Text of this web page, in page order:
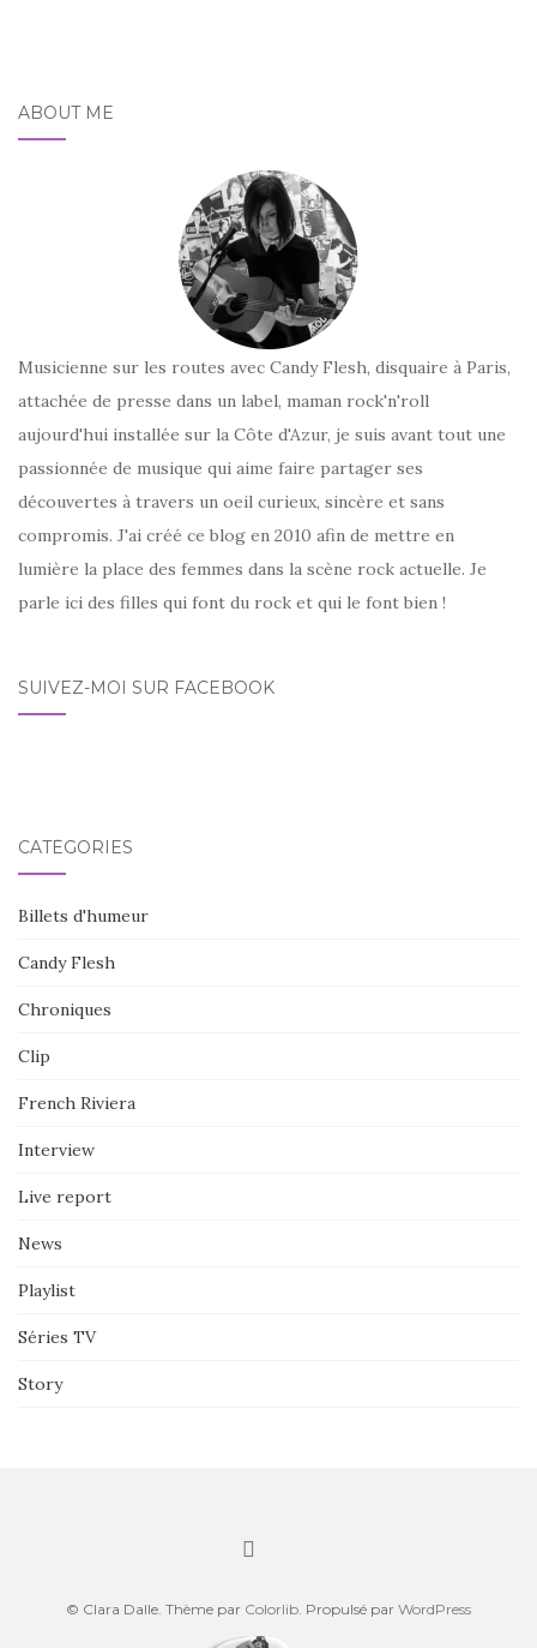
ABOUT ME
Musicienne sur les routes avec Candy Flesh, disquaire à Paris,
attachée de presse dans un label, maman rock'n'roll
aujourd'hui installée sur la Côte d'Azur, je suis avant tout une
passionnée de musique qui aime faire partager ses
découvertes à travers un oeil curieux, sincère et sans
compromis. J'ai créé ce blog en 2010 afin de mettre en
lumière la place des femmes dans la scène rock actuelle. Je
parle ici des filles qui font du rock et qui le font bien !
SUIVEZ-MOI SUR FACEBOOK
CATÉGORIES
Billets d'humeur
Candy Flesh
Chroniques
Clip
French Riviera
Interview
Live report
News
Playlist
Séries TV
Story
© Clara Dalle. Thème par Colorlib . Propulsé par WordPress